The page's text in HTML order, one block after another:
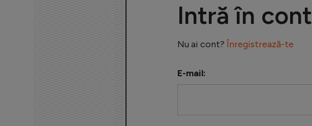
Intră în cont
Nu ai cont? Înregistrează-te
E-mail: